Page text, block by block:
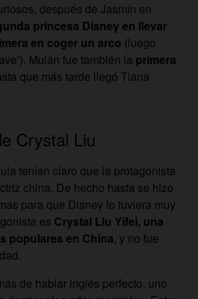
después de Jasmín en
princesa Disney en llevar
en coger un arco (luego
Mulán fue también la primera
que más tarde llegó Tiana
Crystal Liu
tenían claro que la protagonista
china. De hecho hasta se hizo
para que Disney lo tuviera muy
es Crystal Liu Yifei, una
populares en China, y no fue
de hablar inglés perfecto, uno